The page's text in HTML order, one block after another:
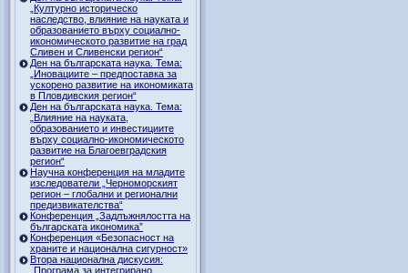
„Културно историческо
наследство, влияние на науката и
образованието върху социално-
икономическото развитие на град
Сливен и Сливенски регион“
Ден на българската наука. Тема:
„Иновациите – предпоставка за
ускорено развитие на икономиката
в Пловдивския регион“
Ден на българската наука. Тема:
„Влияние на науката,
образованието и инвестициите
върху социално-икономическото
развитие на Благоевградския
регион“
Научна конференция на младите
изследователи „Черноморският
регион – глобални и регионални
предизвикателства“
Конференция „Задлъжнялостта на
българската икономика”
Конференция «Безопасност на
храните и национална сигурност»
Втора национална дискусия:
„Програма за интегрирано